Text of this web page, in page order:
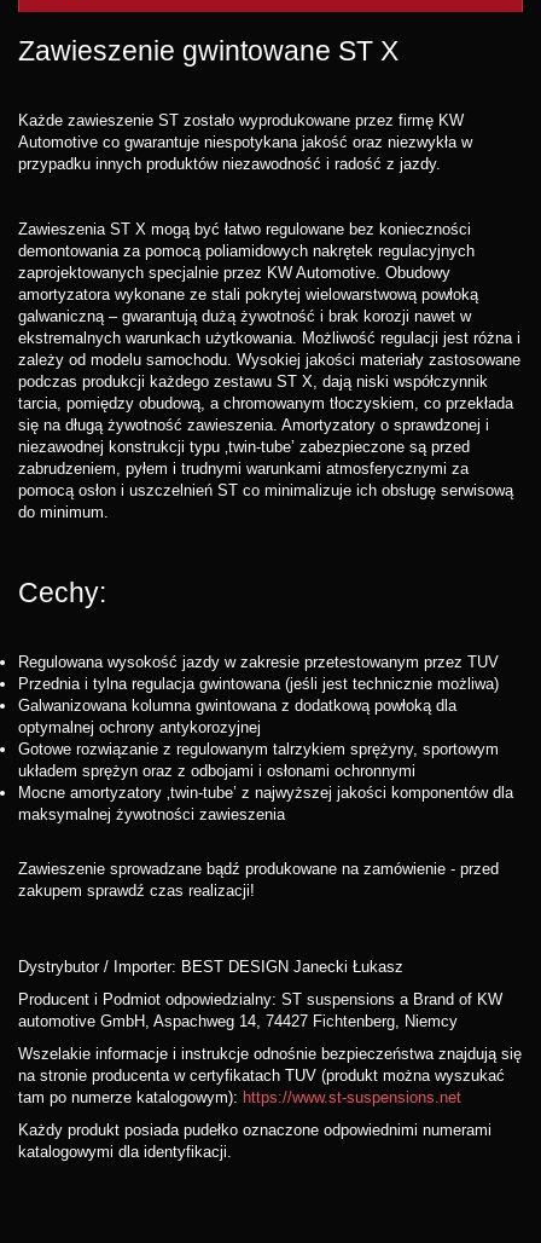
Zawieszenie gwintowane ST X
Każde zawieszenie ST zostało wyprodukowane przez firmę KW
Automotive co gwarantuje niespotykana jakość oraz niezwykła w
przypadku innych produktów niezawodność i radość z jazdy.
Zawieszenia ST X mogą być łatwo regulowane bez konieczności
demontowania za pomocą poliamidowych nakrętek regulacyjnych
zaprojektowanych specjalnie przez KW Automotive. Obudowy
amortyzatora wykonane ze stali pokrytej wielowarstwową powłoką
galwaniczną – gwarantują dużą żywotność i brak korozji nawet w
ekstremalnych warunkach użytkowania. Możliwość regulacji jest różna i
zależy od modelu samochodu. Wysokiej jakości materiały zastosowane
podczas produkcji każdego zestawu ST X, dają niski współczynnik
tarcia, pomiędzy obudową, a chromowanym tłoczyskiem, co przekłada
się na długą żywotność zawieszenia. Amortyzatory o sprawdzonej i
niezawodnej konstrukcji typu ‚twin-tube’ zabezpieczone są przed
zabrudzeniem, pyłem i trudnymi warunkami atmosferycznymi za
pomocą osłon i uszczelnień ST co minimalizuje ich obsługę serwisową
do minimum.
Cechy:
Regulowana wysokość jazdy w zakresie przetestowanym przez TUV
Przednia i tylna regulacja gwintowana (jeśli jest technicznie możliwa)
Galwanizowana kolumna gwintowana z dodatkową powłoką dla
optymalnej ochrony antykorozyjnej
Gotowe rozwiązanie z regulowanym talrzykiem sprężyny, sportowym
układem sprężyn oraz z odbojami i osłonami ochronnymi
Mocne amortyzatory ‚twin-tube’ z najwyższej jakości komponentów dla
maksymalnej żywotności zawieszenia
Zawieszenie sprowadzane bądź produkowane na zamówienie - przed
zakupem sprawdź czas realizacji!
Dystrybutor / Importer: BEST DESIGN Janecki Łukasz
Producent i Podmiot odpowiedzialny: ST suspensions a Brand of KW
automotive GmbH, Aspachweg 14, 74427 Fichtenberg, Niemcy
Wszelakie informacje i instrukcje odnośnie bezpieczeństwa znajdują się
na stronie producenta w certyfikatach TUV (produkt można wyszukać
tam po numerze katalogowym): https://www.st-suspensions.net
Każdy produkt posiada pudełko oznaczone odpowiednimi numerami
katalogowymi dla identyfikacji.